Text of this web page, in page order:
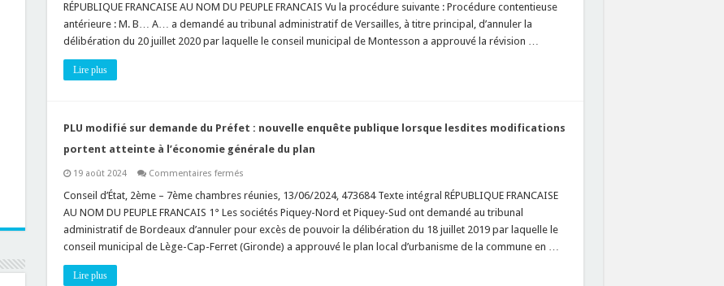
création
d’un
emplacement
réservé
un
écologique
RÉPUBLIQUE FRANCAISE AU NOM DU PEUPLE FRANCAIS Vu la procédure suivante : Procédure contentieuse
antérieure : M. B… A… a demandé au tribunal administratif de Versailles, à titre principal, d’annuler la
délibération du 20 juillet 2020 par laquelle le conseil municipal de Montesson a approuvé la révision …
Lire plus
PLU modifié sur demande du Préfet : nouvelle enquête publique lorsque lesdites modifications
portent atteinte à l’économie générale du plan
19 août 2024 Commentaires ferméssur
modifié
demande
du
Préfet
:
Conseil d’État, 2ème – 7ème chambres réunies, 13/06/2024, 473684 Texte intégral RÉPUBLIQUE FRANCAISE
AU NOM DU PEUPLE FRANCAIS 1° Les sociétés Piquey-Nord et Piquey-Sud ont demandé au tribunal
administratif de Bordeaux d’annuler pour excès de pouvoir la délibération du 18 juillet 2019 par laquelle le
conseil municipal de Lège-Cap-Ferret (Gironde) a approuvé le plan local d’urbanisme de la commune en …
Lire plus